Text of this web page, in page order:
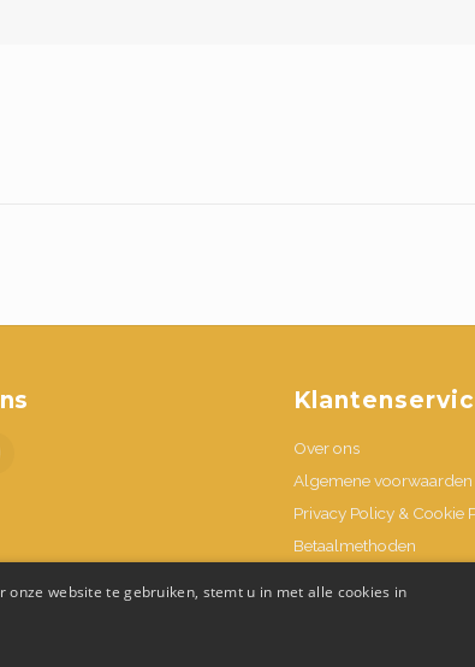
Over ons
Algemene voorwaarden
Privacy Policy & Cookie
Betaalmethoden
website te gebruiken, stemt u in met alle cookies in